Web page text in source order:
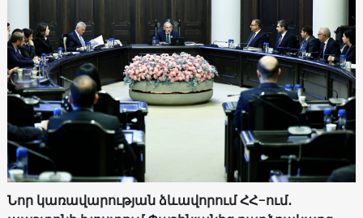
Նոր կառավարության ձևավորում ՀՀ-ում․